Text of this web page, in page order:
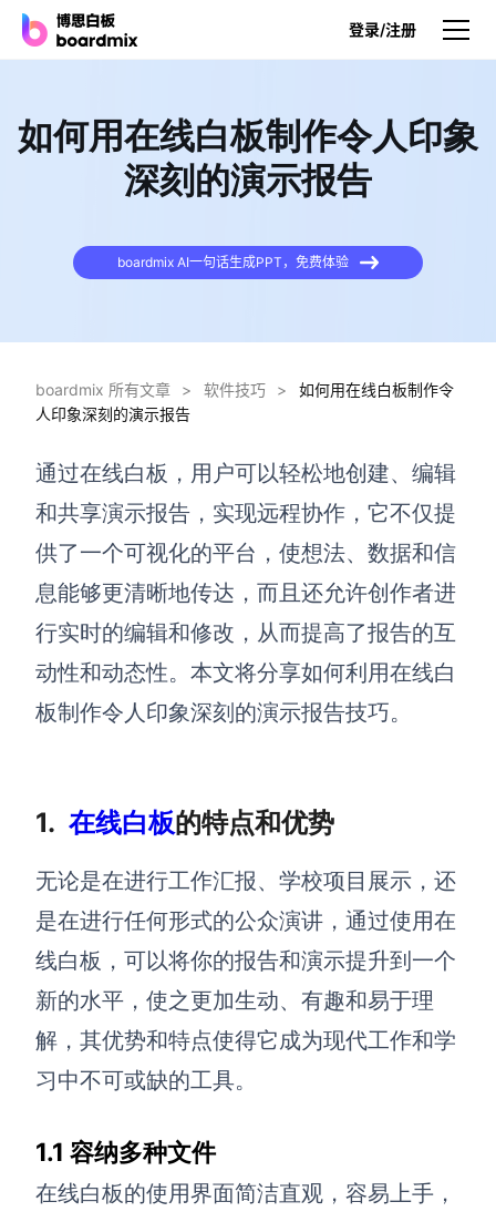
登录/注册
产品
博思白板
博思白板SDK
博思白板离线版
博思设计
一体化产品设计工具
博思AIPPT
AI生成PPT，支持在线编辑
资源与下载
向团队介绍
客户端、插件
解决方案
高效协作
团队协作提效
素材整理
如何用在线白板制作令人印象
深刻的演示报告
boardmix AI一句话生成PPT，免费体验
boardmix 所有文章 > 软件技巧 >
如何用在线白板制作令
人印象深刻的演示报告
通过在线白板，用户可以轻松地创建、编辑
和共享演示报告 ，实现远程协作， 它不仅提
供了一个可视化的平台，使想法、数据和信
息能够更清晰地传达，而且还允许创作者进
行实时的编辑和修改，从而提高了报告的互
动性和动态性。 本文将分享如何利用在线白
板制作令人印象深刻的演示报告技巧。
1. 在线白板的特点和优势
无论是在进行工作汇报、学校项目展示，还
是在进行任何形式的公众演讲，通过使用在
线白板，可以将你的报告和演示提升到一个
新的水平，使之更加生动、有趣和易于理
解，其优势和特点使得它成为现代工作和学
习中不可或缺的工具。
1.1 容纳多种文件
在线白板的使用界面简洁直观，容易上手，